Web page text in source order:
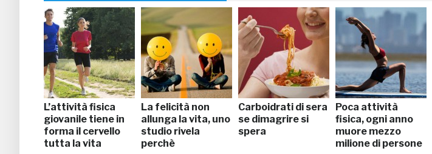
L’attività fisica
giovanile tiene in
forma il cervello
tutta la vita
La felicità non
allunga la vita, uno
studio rivela
perchè
Carboidrati di sera
se dimagrire si
spera
Poca attività
fisica, ogni anno
muore mezzo
milione di persone